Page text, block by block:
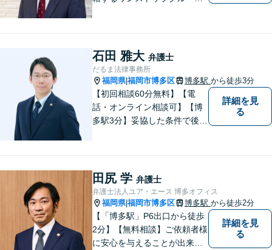
等複数士業の知識が必要な案
件を一括して対応。九州トッ
プクラスの豊富な実績。
石田 雅大 弁護士
だるま法律事務所
福岡県|福岡市博多区 博多駅 から徒歩3分
【初回相談60分無料】【電
話・オンライン相談可】【博
多駅3分】妥協した条件で後悔
現実的な解決策をご提案いた
しますので、まずはお気軽に
ご相談ください。
詳細を見
る
田尻 学 弁護士
弁護士法人ユア・エース 博多オフィス
福岡県|福岡市博多区 博多駅 から徒歩2分
【「博多駅」P6出口から徒歩
2分】【無料相談】ご依頼者様
に安心を与えることが出来る
詳細を見
る